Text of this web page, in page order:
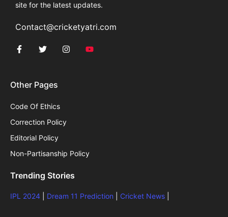
site for the latest updates.
Contact@cricketyatri.com
Other Pages
Code Of Ethics
Correction Policy
Editorial Policy
Non-Partisanship Policy
Trending Stories
IPL 2024 Dream 11 Prediction Cricket News